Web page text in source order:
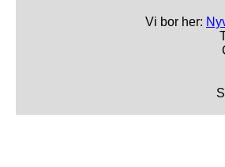
Vi bor her: